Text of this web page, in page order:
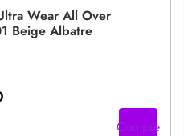
Wear All Over
Beige Albatre
Compre